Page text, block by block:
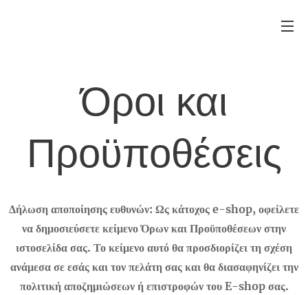
Όροι και
Προϋποθέσεις
Δήλωση αποποίησης ευθυνών: Ως κάτοχος e-shop, οφείλετε
να δημοσιεύσετε κείμενο Όρων και Προϋποθέσεων στην
ιστοσελίδα σας. Το κείμενο αυτό θα προσδιορίζει τη σχέση
ανάμεσα σε εσάς και τον πελάτη σας και θα διασαφηνίζει την
πολιτική αποζημιώσεων ή επιστροφών του E-shop σας.